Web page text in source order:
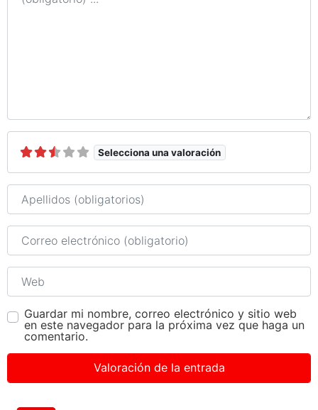
Selecciona una valoración
Nombre
Correo electrónico
Web
Guardar mi nombre, correo electrónico y sitio web
en este navegador para la próxima vez que haga un
comentario.